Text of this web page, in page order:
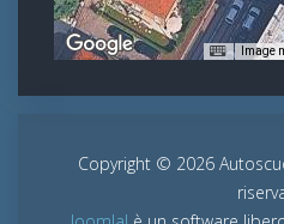
Image
Copyright © 2026